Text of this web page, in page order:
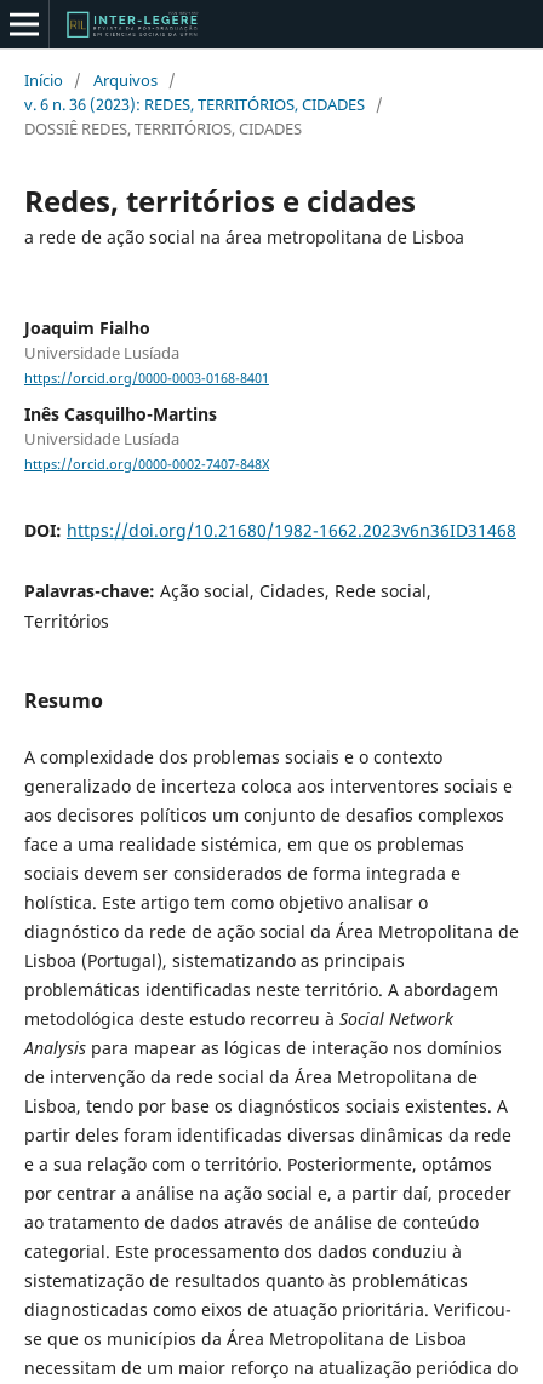
Início / Arquivos /
v. 6 n. 36 (2023): REDES, TERRITÓRIOS, CIDADES /
DOSSIÊ REDES, TERRITÓRIOS, CIDADES
Redes, territórios e cidades
a rede de ação social na área metropolitana de Lisboa
Joaquim Fialho
Universidade Lusíada
https://orcid.org/0000-0003-0168-8401
Inês Casquilho-Martins
Universidade Lusíada
https://orcid.org/0000-0002-7407-848X
DOI: https://doi.org/10.21680/1982-1662.2023v6n36ID31468
Palavras-chave: Ação social, Cidades, Rede social,
Territórios
Resumo
A complexidade dos problemas sociais e o contexto
generalizado de incerteza coloca aos interventores sociais e
aos decisores políticos um conjunto de desafios complexos
face a uma realidade sistémica, em que os problemas
sociais devem ser considerados de forma integrada e
holística. Este artigo tem como objetivo analisar o
diagnóstico da rede de ação social da Área Metropolitana de
Lisboa (Portugal), sistematizando as principais
problemáticas identificadas neste território. A abordagem
metodológica deste estudo recorreu à Social Network
Analysispara mapear as lógicas de interação nos domínios
de intervenção da rede social da Área Metropolitana de
Lisboa, tendo por base os diagnósticos sociais existentes. A
partir deles foram identificadas diversas dinâmicas da rede
e a sua relação com o território. Posteriormente, optámos
por centrar a análise na ação social e, a partir daí, proceder
ao tratamento de dados através de análise de conteúdo
categorial. Este processamento dos dados conduziu à
sistematização de resultados quanto às problemáticas
diagnosticadas como eixos de atuação prioritária. Verificou-
se que os municípios da Área Metropolitana de Lisboa
necessitam de um maior reforço na atualização periódica do